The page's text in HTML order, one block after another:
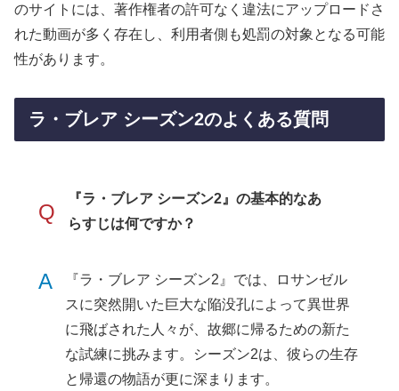
のサイトには、著作権者の許可なく違法にアップロードさ
れた動画が多く存在し、利用者側も処罰の対象となる可能
性があります。
ラ・ブレア シーズン2のよくある質問
Q
『ラ・ブレア シーズン2』の基本的なあ
らすじは何ですか？
A
『ラ・ブレア シーズン2』では、ロサンゼル
スに突然開いた巨大な陥没孔によって異世界
に飛ばされた人々が、故郷に帰るための新た
な試練に挑みます。シーズン2は、彼らの生存
と帰還の物語が更に深まります。